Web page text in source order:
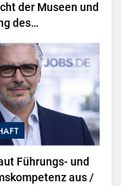
der Museen und
des
im
Hamburg
Führungs- und
aus /